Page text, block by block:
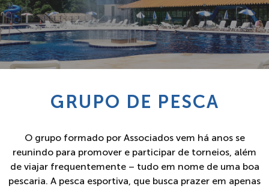
GRUPO DE PESCA
O grupo formado por Associados vem há anos se
reunindo para promover e participar de torneios, além
de viajar frequentemente – tudo em nome de uma boa
pescaria. A pesca esportiva, que busca prazer em apenas